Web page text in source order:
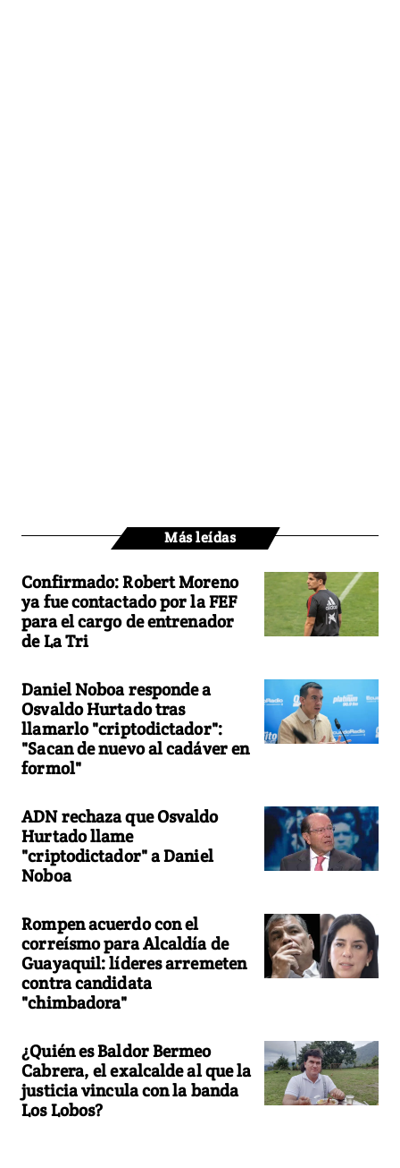
Más leídas
Confirmado: Robert Moreno
ya fue contactado por la FEF
para el cargo de entrenador
de La Tri
Daniel Noboa responde a
Osvaldo Hurtado tras
llamarlo "criptodictador":
"Sacan de nuevo al cadáver en
formol"
ADN rechaza que Osvaldo
Hurtado llame
"criptodictador" a Daniel
Noboa
Rompen acuerdo con el
correísmo para Alcaldía de
Guayaquil: líderes arremeten
contra candidata
"chimbadora"
¿Quién es Baldor Bermeo
Cabrera, el exalcalde al que la
justicia vincula con la banda
Los Lobos?